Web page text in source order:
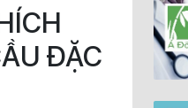
ĐẶC